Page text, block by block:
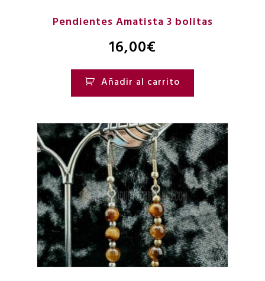
Pendientes Amatista 3 bolitas
16,00€
Añadir al carrito